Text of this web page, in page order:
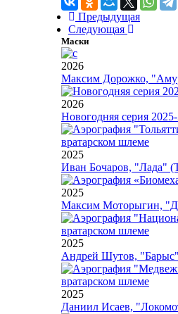
Предыдущая
Следующая
Маски
2026
Максим Дорожко,
2026
Новогодняя серия
2025
Иван Бочаров, "Лада"
2025
Максим Моторыгин,
2025
Андрей Шутов,
2025
Даниил Исаев,